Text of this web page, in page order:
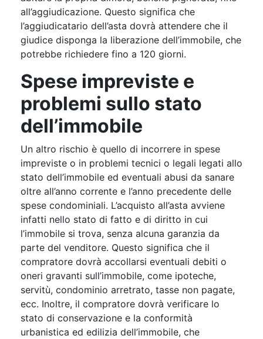
all’aggiudicazione. Questo significa che
l’aggiudicatario dell’asta dovrà attendere che il
giudice disponga la liberazione dell’immobile, che
potrebbe richiedere fino a 120 giorni.
Spese impreviste e
problemi sullo stato
dell’immobile
Un altro rischio è quello di incorrere in spese
impreviste o in problemi tecnici o legali legati allo
stato dell’immobile ed eventuali abusi da sanare
oltre all’anno corrente e l’anno precedente delle
spese condominiali. L’acquisto all’asta avviene
infatti nello stato di fatto e di diritto in cui
l’immobile si trova, senza alcuna garanzia da
parte del venditore. Questo significa che il
compratore dovrà accollarsi eventuali debiti o
oneri gravanti sull’immobile, come ipoteche,
servitù, condominio arretrato, tasse non pagate,
ecc. Inoltre, il compratore dovrà verificare lo
stato di conservazione e la conformità
urbanistica ed edilizia dell’immobile, che